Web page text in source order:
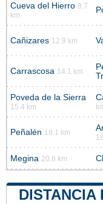
Cueva del Hierro 8.7
km
Cañizares 12.9 km
Carrascosa 14.1 km
Poveda de la Sierra
15.4 km
Peñalén 18.1 km
Megina 20.8 km
DISTANCIA